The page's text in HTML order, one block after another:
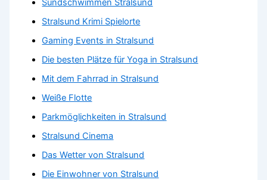
Sundschwimmen Stralsund
Stralsund Krimi Spielorte
Gaming Events in Stralsund
Die besten Plätze für Yoga in Stralsund
Mit dem Fahrrad in Stralsund
Weiße Flotte
Parkmöglichkeiten in Stralsund
Stralsund Cinema
Das Wetter von Stralsund
Die Einwohner von Stralsund